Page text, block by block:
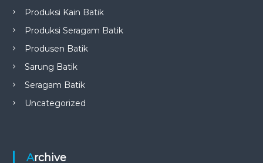
Produksi Kain Batik
Produksi Seragam Batik
Produsen Batik
Sarung Batik
Seragam Batik
Uncategorized
Archive